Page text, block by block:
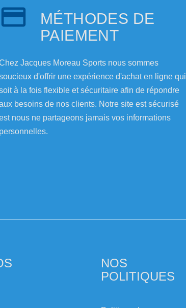
MÉTHODES DE
PAIEMENT
Jacques Moreau Sports nous sommes
d'offrir une expérience d'achat en ligne qui
à la fois flexible et sécuritaire afin de répondre
besoins de nos clients. Notre site est sécurisé
nous ne partageons jamais vos informations
personnelles.
NOS
POLITIQUES